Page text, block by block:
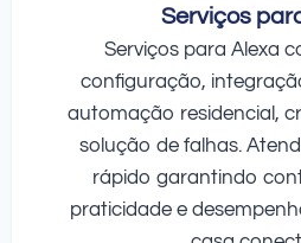
Serviços
Serviços para Alexa
configuração,
automação residencial,
solução de falhas.
rápido garantindo
praticidade e